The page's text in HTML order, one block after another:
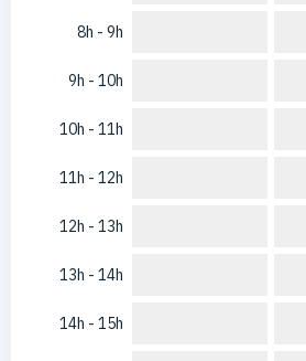
8h - 9h
9h - 10h
10h - 11h
11h - 12h
12h - 13h
13h - 14h
14h - 15h